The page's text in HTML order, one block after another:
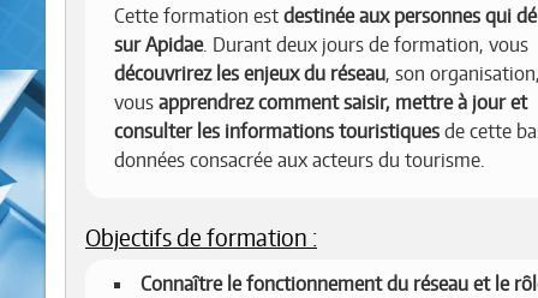
Cette formation est destinée aux personnes qui
sur Apidae. Durant deux jours de formation, vous
découvrirez les enjeux du réseau, son
vous apprendrez comment saisir, mettre à jour et
consulter les informations touristiques de cette
données consacrée aux acteurs du tourisme.
Objectifs de formation :
Connaître le fonctionnement du réseau et le